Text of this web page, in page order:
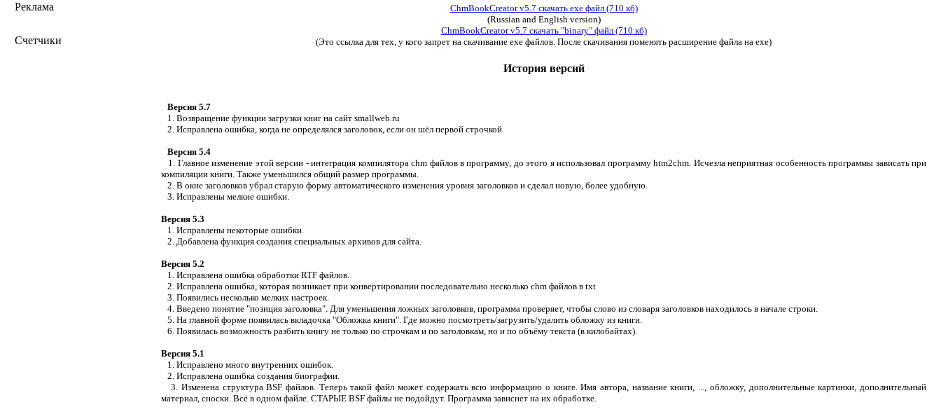
Реклама
Счетчики
ChmBookCreator v5.7 скачать exe файл (710 кб)
(Russian and English version)
ChmBookCreator v5.7 скачать "binary" файл (710 кб)
(Это ссылка для тех, у кого запрет на скачивание exe файлов. После скачивания поменять расширение файла на exe)
История версий
Версия 5.7
1. Возвращение функции загрузки книг на сайт smallweb.ru
2. Исправлена ошибка, когда не определялся заголовок, если он шёл первой строчкой.
Версия 5.4
1. Главное изменение этой версии - интеграция компилятора chm файлов в программу, до этого я использовал программу htm2chm. Исчезла неприятная особенность программы зависать при
компиляции книги. Также уменьшился общий размер программы.
2. В окне заголовков убрал старую форму автоматического изменения уровня заголовков и сделал новую, более удобную.
3. Исправлены мелкие ошибки.
Версия 5.3
1. Исправлены некоторые ошибки.
2. Добавлена функция создания специальных архивов для сайта.
Версия 5.2
1. Исправлена ошибка обработки RTF файлов.
2. Исправлена ошибка, которая возникает при конвертировании последовательно несколько chm файлов в txt
3. Появились несколько мелких настроек.
4. Введено понятие "позиция заголовка". Для уменьшения ложных заголовков, программа проверяет, чтобы слово из словаря заголовков находилось в начале строки.
5. На главной форме появилась вкладочка "Обложка книги". Где можно посмотреть/загрузить/удалить обложку из книги.
6. Появилась возможность разбить книгу не только по строчкам и по заголовкам, но и по объёму текста (в килобайтах).
Версия 5.1
1. Исправлено много внутренних ошибок.
2. Исправлена ошибка создания биографии.
3. Изменена структура BSF файлов. Теперь такой файл может содержать всю информацию о книге. Имя автора, название книги, ..., обложку, дополнительные картинки, дополнительный
материал, сноски. Всё в одном файле. СТАРЫЕ BSF файлы не подойдут. Программа зависнет на их обработке.